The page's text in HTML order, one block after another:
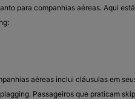
para companhias aéreas. Aqui
aéreas inclui cláusulas em
Passageiros que praticam